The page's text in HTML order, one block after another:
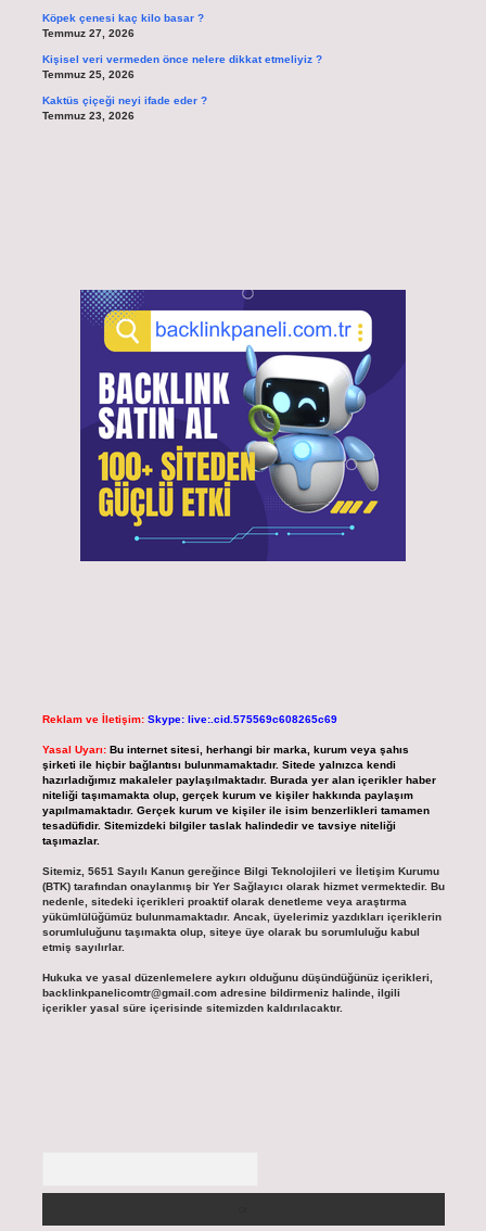
Köpek çenesi kaç kilo basar ?
Temmuz 27, 2026
Kişisel veri vermeden önce nelere dikkat etmeliyiz ?
Temmuz 25, 2026
Kaktüs çiçeği neyi ifade eder ?
Temmuz 23, 2026
Reklam ve İletişim: Skype: live:.cid.575569c608265c69
Yasal Uyarı: Bu internet sitesi, herhangi bir marka, kurum veya şahıs
şirketi ile hiçbir bağlantısı bulunmamaktadır. Sitede yalnızca kendi
hazırladığımız makaleler paylaşılmaktadır. Burada yer alan içerikler haber
niteliği taşımamakta olup, gerçek kurum ve kişiler hakkında paylaşım
yapılmamaktadır. Gerçek kurum ve kişiler ile isim benzerlikleri tamamen
tesadüfidir. Sitemizdeki bilgiler taslak halindedir ve tavsiye niteliği
taşımazlar.
Sitemiz, 5651 Sayılı Kanun gereğince Bilgi Teknolojileri ve İletişim Kurumu
(BTK) tarafından onaylanmış bir Yer Sağlayıcı olarak hizmet vermektedir. Bu
nedenle, sitedeki içerikleri proaktif olarak denetleme veya araştırma
yükümlülüğümüz bulunmamaktadır. Ancak, üyelerimiz yazdıkları içeriklerin
sorumluluğunu taşımakta olup, siteye üye olarak bu sorumluluğu kabul
etmiş sayılırlar.
Hukuka ve yasal düzenlemelere aykırı olduğunu düşündüğünüz içerikleri,
backlinkpanelicomtr@gmail.comadresine bildirmeniz halinde, ilgili
içerikler yasal süre içerisinde sitemizden kaldırılacaktır.